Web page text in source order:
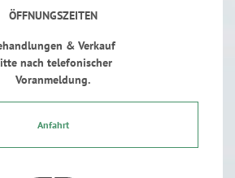
ÖFFNUNGSZEITEN
& Verkauf
nach telefonischer
Voranmeldung.
Anfahrt